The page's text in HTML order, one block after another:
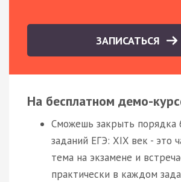
ЗАПИСАТЬСЯ
На бесплатном демо-
Сможешь закрыть порядка
заданий ЕГЭ: XIX век - это
тема на экзамене и
практически в каждом